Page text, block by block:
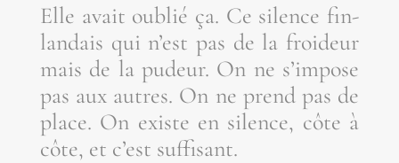
Elle avait oublié ça. Ce silence fin­
lan­dais qui n’est pas de la froi­deur
mais de la pudeur. On ne s’impose
pas aux autres. On ne prend pas de
place. On existe en silence, côte à
côte, et c’est suffisant.